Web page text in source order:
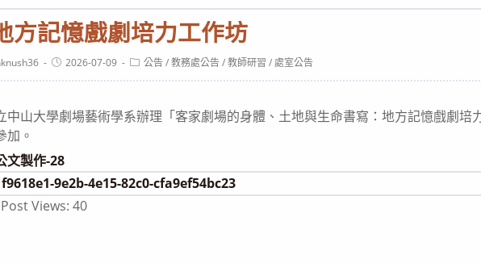
方記憶戲劇培力工作坊
Post2026-07-09
Post公告 / 教務處公告 / 教師研習 / 處室公告
中山大學劇場藝術學系辦理「客家劇場的身體、土地與生命書寫：地方記憶戲劇培
加。
文製作-28
9e2b-4e15-82c0-cfa9ef54bc23
Post Views: 40